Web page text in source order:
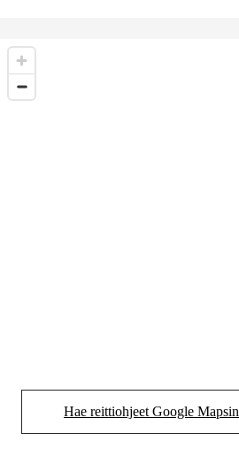
Hae reittiohjeet Google
(Aukeaa